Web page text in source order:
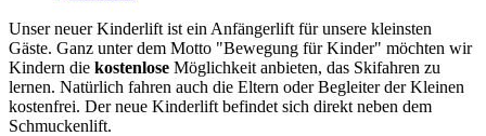
Unser neuer Kinderlift ist ein Anfängerlift für unsere kleinsten
Gäste. Ganz unter dem Motto "Bewegung für Kinder" möchten wir
Kindern die kostenlose Möglichkeit anbieten, das Skifahren zu
lernen. Natürlich fahren auch die Eltern oder Begleiter der Kleinen
kostenfrei. Der neue Kinderlift befindet sich direkt neben dem
Schmuckenlift.